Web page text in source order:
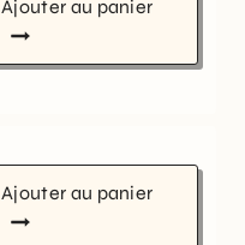
Ajouter au panier
Ajouter au panier